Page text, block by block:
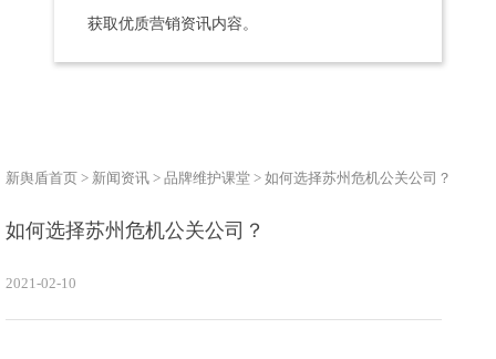
获取优质营销资讯内容。
新舆盾首页 > 新闻资讯 > 品牌维护课堂 > 如何选择苏州危机公关公司？
如何选择苏州危机公关公司？
2021-02-10